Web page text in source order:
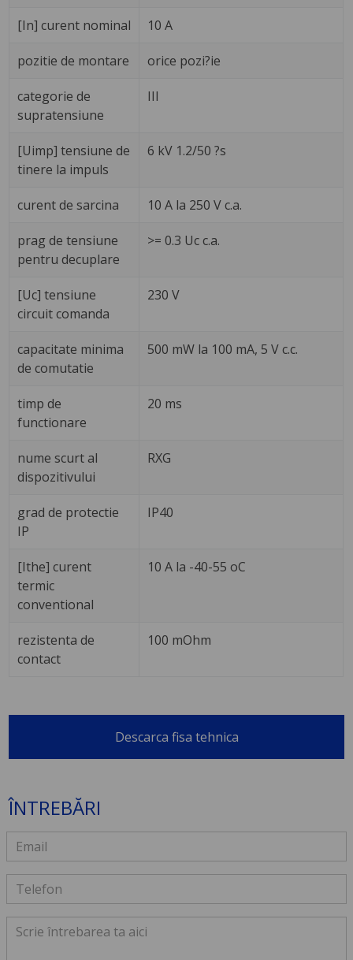
[In] curent nominal 10 A
pozitie de montare orice pozi?ie
categorie de
supratensiune
III
[Uimp] tensiune de
tinere la impuls
6 kV 1.2/50 ?s
curent de sarcina 10 A la 250 V c.a.
prag de tensiune
pentru decuplare
>= 0.3 Uc c.a.
[Uc] tensiune
circuit comanda
230 V
capacitate minima
de comutatie
500 mW la 100 mA, 5 V c.c.
timp de
functionare
20 ms
nume scurt al
dispozitivului
RXG
grad de protectie
IP
IP40
[Ithe] curent
termic
conventional
10 A la -40-55 oC
rezistenta de
contact
100 mOhm
Descarca fisa tehnica
ÎNTREBĂRI